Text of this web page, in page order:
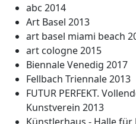
abc 2014
Art Basel 2013
art basel miami beach
art cologne 2015
Biennale Venedig 2017
Fellbach Triennale 2013
FUTUR PERFEKT.
Kunstverein 2013